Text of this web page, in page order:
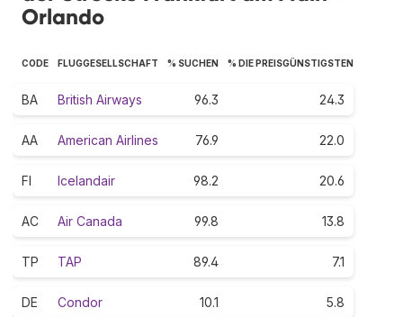
Orlando
CODE FLUGGESELLSCHAFT % SUCHEN % DIE PREISGÜNSTIGSTEN
BA British Airways 96.3 24.3
AA American Airlines 76.9 22.0
FI Icelandair 98.2 20.6
AC Air Canada 99.8 13.8
TP TAP 89.4 7.1
DE Condor 10.1 5.8